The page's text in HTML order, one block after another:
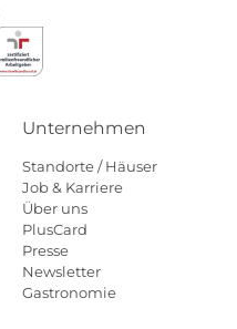
Unternehmen
Standorte / Häuser
Job & Karriere
Über uns
PlusCard
Presse
Newsletter
Gastronomie